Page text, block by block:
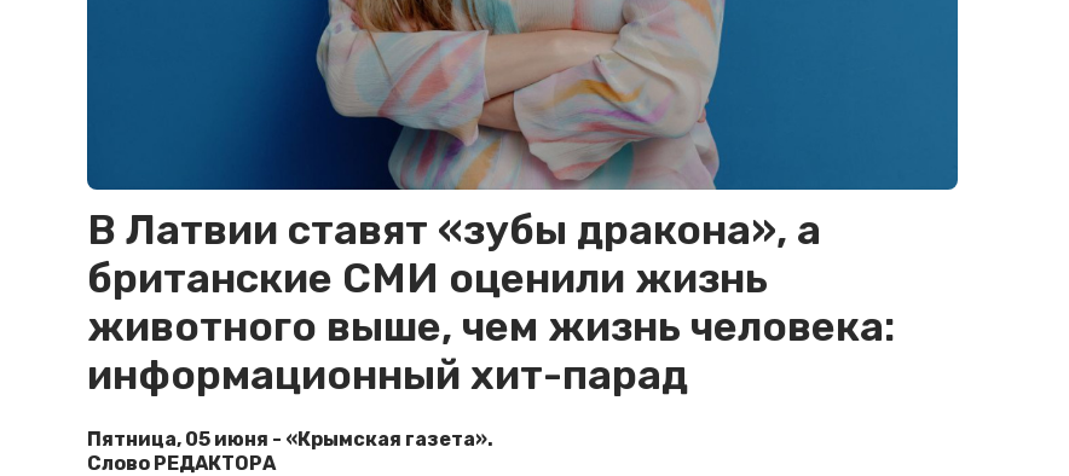
В Латвии ставят «зубы дракона», а
британские СМИ оценили жизнь
животного выше, чем жизнь человека:
информационный хит-парад
Пятница, 05 июня - «Крымская газета».
Слово РЕДАКТОРА